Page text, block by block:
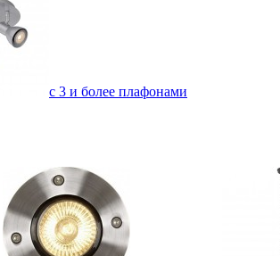
с 3 и более плафонами